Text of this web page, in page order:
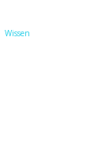
Wissen